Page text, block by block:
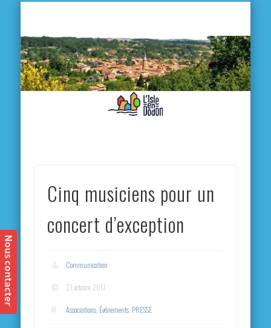
Cinq musiciens pour un
concert d’exception
Communication
21 octobre 2017
Associations Événements PRESSE